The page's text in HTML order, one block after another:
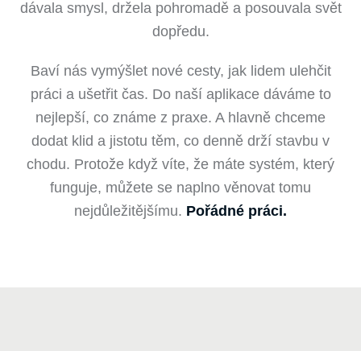
dávala smysl, držela pohromadě a posouvala svět
dopředu.
Baví nás vymýšlet nové cesty, jak lidem ulehčit
práci a ušetřit čas. Do naší aplikace dáváme to
nejlepší, co známe z praxe. A hlavně chceme
dodat klid a jistotu těm, co denně drží stavbu v
chodu. Protože když víte, že máte systém, který
funguje, můžete se naplno věnovat tomu
nejdůležitějšímu. Pořádné práci.